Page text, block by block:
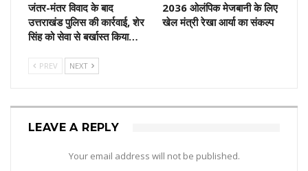
जंतर-मंतर विवाद के बाद
उत्तराखंड पुलिस की कार्रवाई, शेर
सिंह को सेवा से बर्खास्त किया…
2036 ओलंपिक मेजबानी के लिए
खेल मंत्री रेखा आर्या का संकल्प
PREV NEXT
LEAVE A REPLY
Your email address will not be published.